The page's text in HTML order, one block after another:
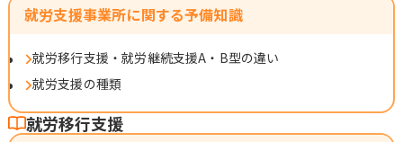
就労支援事業所に関する予備知識
就労移行支援・就労継続支援A・B型の違い
就労支援の種類
就労移行支援